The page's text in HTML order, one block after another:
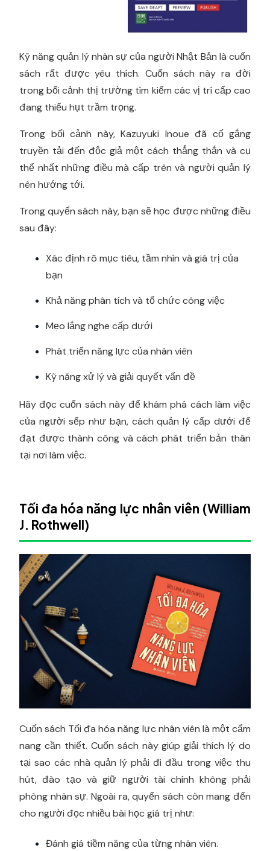
Kỹ năng quản lý nhân sự của người Nhật Bản là cuốn
sách rất được yêu thích. Cuốn sách này ra đời
trong bối cảnh thị trường tìm kiếm các vị trí cấp cao
đang thiếu hụt trầm trọng.
Trong bối cảnh này, Kazuyuki Inoue đã cố gắng
truyền tải đến độc giả một cách thẳng thắn và cụ
thể nhất những điều mà cấp trên và người quản lý
nên hướng tới.
Trong quyển sách này, bạn sẽ học được những điều
sau đây:
Xác định rõ mục tiêu, tầm nhìn và giá trị của
bạn
Khả năng phân tích và tổ chức công việc
Mẹo lắng nghe cấp dưới
Phát triển năng lực của nhân viên
Kỹ năng xử lý và giải quyết vấn đề
Hãy đọc cuốn sách này để khám phá cách làm việc
của người sếp như bạn, cách quản lý cấp dưới để
đạt được thành công và cách phát triển bản thân
tại nơi làm việc.
Tối đa hóa năng lực nhân viên (William
J. Rothwell)
Cuốn sách Tối đa hóa năng lực nhân viên là một cẩm
nang cần thiết. Cuốn sách này giúp giải thích lý do
tại sao các nhà quản lý phải đi đầu trong việc thu
hút, đào tạo và giữ người tài chính không phải
phòng nhân sự. Ngoài ra, quyển sách còn mang đến
cho người đọc nhiều bài học giá trị như:
Đánh giá tiềm năng của từng nhân viên.